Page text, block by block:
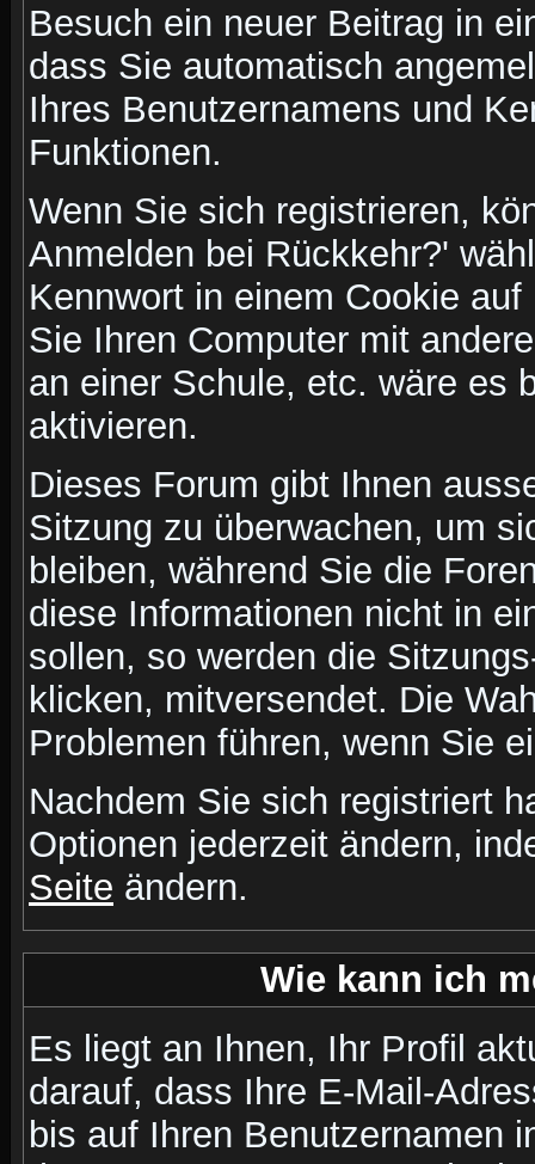
Besuch ein neuer Beitrag in
dass Sie automatisch
Ihres Benutzernamens und
Funktionen.
Wenn Sie sich registrieren,
Anmelden bei Rückkehr?'
Kennwort in einem Cookie
Sie Ihren Computer mit
an einer Schule, etc. wäre es
aktivieren.
Dieses Forum gibt Ihnen
Sitzung zu überwachen, um
bleiben, während Sie die
diese Informationen nicht in
sollen, so werden die
klicken, mitversendet. Die
Problemen führen, wenn Sie
Nachdem Sie sich registriert
Optionen jederzeit ändern,
Seite ändern.
Wie kann ich
Es liegt an Ihnen, Ihr Profil
darauf, dass Ihre E-Mail-
bis auf Ihren Benutzernamen